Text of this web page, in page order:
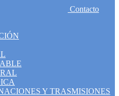
Contacto
Y TRASMISIONES